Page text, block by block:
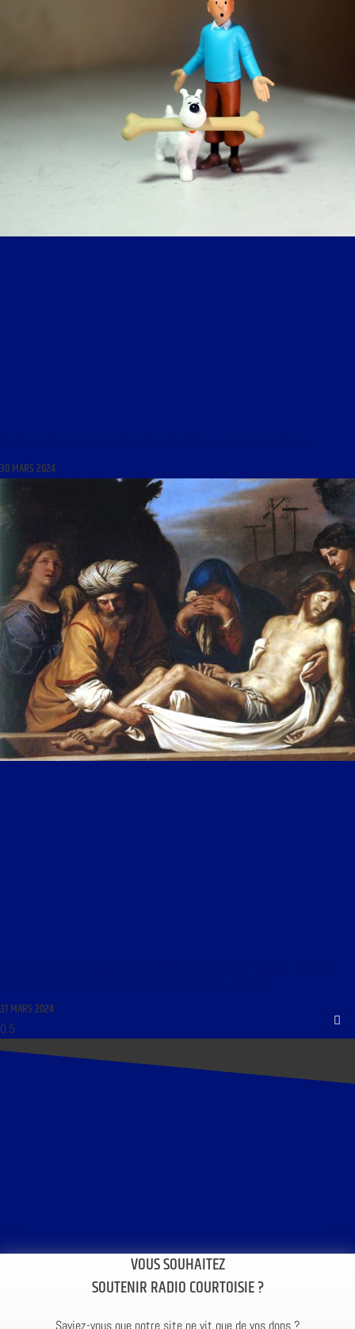
30 MARS 2024
31 MARS 2024
VOUS SOUHAITEZ
SOUTENIR RADIO COURTOISIE ?
Saviez-vous que notre site ne vit que de vos dons ?